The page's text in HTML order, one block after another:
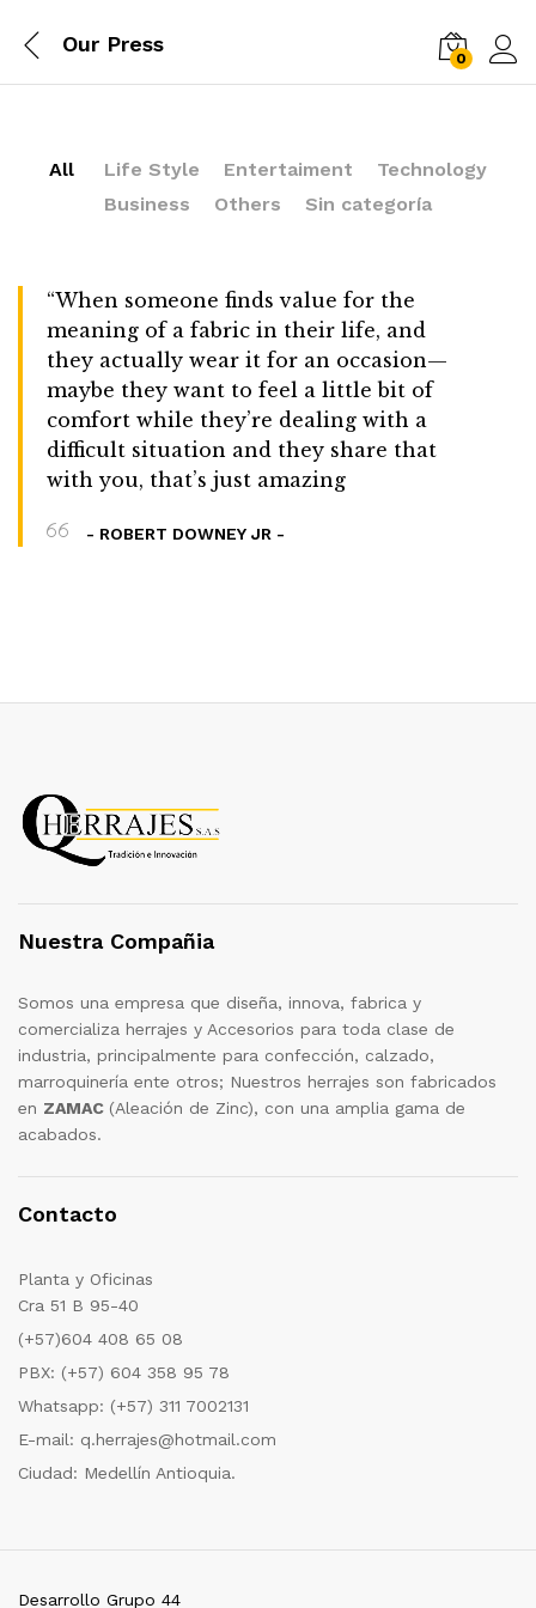
Our Press
0
All Life Style Entertaiment
Technology
Business
Others Sin categoría
“When someone finds value for the
meaning of a fabric in their life, and
they actually wear it for an occasion—
maybe they want to feel a little bit of
comfort while they’re dealing with a
difficult situation and they share that
with you, that’s just amazing
- ROBERT DOWNEY JR -
Nuestra Compañia
Somos una empresa que diseña, innova, fabrica y
comercializa herrajes y Accesorios para toda clase de
industria, principalmente para confección, calzado,
marroquinería ente otros; Nuestros herrajes son fabricados
en ZAMAC (Aleación de Zinc), con una amplia gama de
acabados.
Contacto
Planta y Oficinas
Cra 51 B 95-40
(+57)604 408 65 08
PBX: (+57) 604 358 95 78
Whatsapp: (+57) 311 7002131
E-mail: q.herrajes@hotmail.com
Ciudad: Medellín Antioquia.
Desarrollo Grupo 44